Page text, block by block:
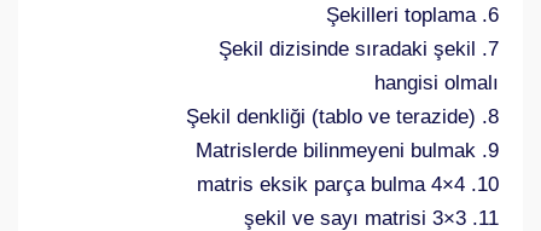
6. Şekilleri toplama
7. Şekil dizisinde sıradaki şekil
hangisi olmalı
8. Şekil denkliği (tablo ve terazide)
9. Matrislerde bilinmeyeni bulmak
10. 4×4 matris eksik parça bulma
11. 3×3 şekil ve sayı matrisi